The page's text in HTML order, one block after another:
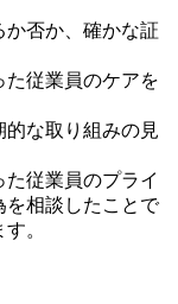
か否か、確かな証
た従業員のケアを
的な取り組みの見
従業員のプライ
を相談したことで
。